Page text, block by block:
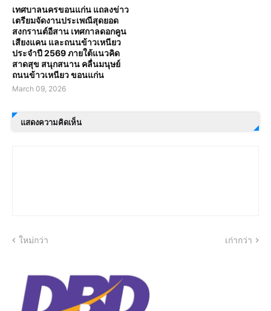
เทศบาลนครขอนแก่น แถลงข่าว
เตรียมจัดงานประเพณีสุดยอด
สงกรานต์อีสาน เทศกาลดอกคูน
เสียงแคน และถนนข้าวเหนียว
ประจำปี 2569 ภายใต้แนวคิด
สาดสุข สนุกสนาน คลื่นมนุษย์
ถนนข้าวเหนียว ขอนแก่น
March 09, 2026
แสดงความคิดเห็น
ใหม่กว่า เก่ากว่า